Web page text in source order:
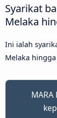
Syarikat
Melaka
Ini ialah
Melaka